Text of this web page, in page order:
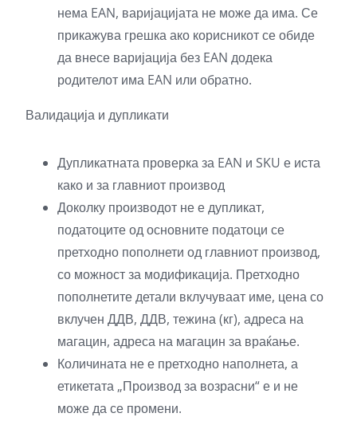
нема EAN, варијацијата не може да има. Се
прикажува грешка ако корисникот се обиде
да внесе варијација без EAN додека
родителот има EAN или обратно.
Валидација и дупликати
Дупликатната проверка за EAN и SKU е иста
како и за главниот производ
Доколку производот не е дупликат,
податоците од основните податоци се
претходно пополнети од главниот производ,
со можност за модификација. Претходно
пополнетите детали вклучуваат име, цена со
вклучен ДДВ, ДДВ, тежина (кг), адреса на
магацин, адреса на магацин за враќање.
Количината не е претходно наполнета, а
етикетата „Производ за возрасни“ е и не
може да се промени.